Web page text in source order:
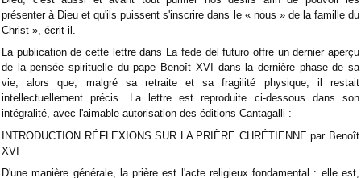
présenter à Dieu et qu'ils puissent s'inscrire dans le « nous » de la famille du
Christ », écrit-il.
La publication de cette lettre dans La fede del futuro offre un dernier aperçu
de la pensée spirituelle du pape Benoît XVI dans la dernière phase de sa
vie, alors que, malgré sa retraite et sa fragilité physique, il restait
intellectuellement précis. La lettre est reproduite ci-dessous dans son
intégralité, avec l'aimable autorisation des éditions Cantagalli :
INTRODUCTION RÉFLEXIONS SUR LA PRIÈRE CHRÉTIENNE par Benoît
XVI
D'une manière générale, la prière est l'acte religieux fondamental : elle est,